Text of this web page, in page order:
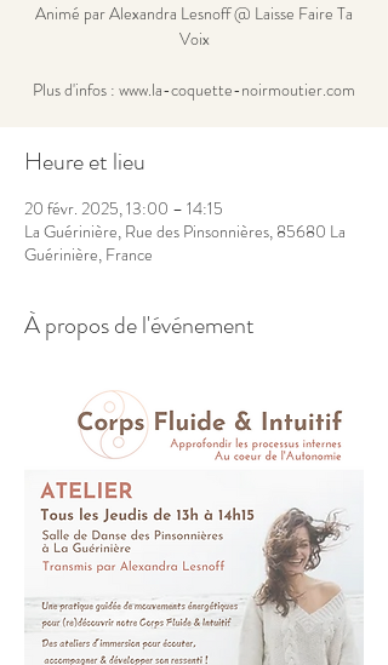
Animé par Alexandra Lesnoff @ Laisse Faire Ta
Voix
Plus d'infos : www.la-coquette-noirmoutier.com
Heure et lieu
20 févr. 2025, 13:00 – 14:15
La Guérinière, Rue des Pinsonnières, 85680 La
Guérinière, France
À propos de l'événement